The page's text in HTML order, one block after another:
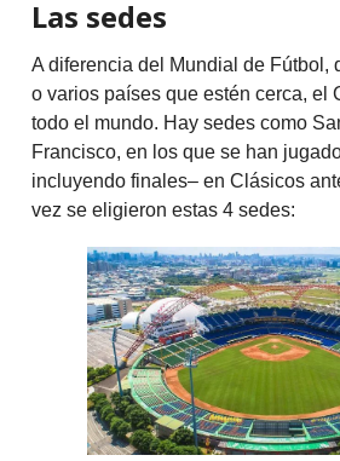
Las sedes
A diferencia del Mundial de Fútbol,
o varios países que estén cerca, el
todo el mundo. Hay sedes como
Francisco, en los que se han
incluyendo finales– en Clásicos
vez se eligieron estas 4 sedes: